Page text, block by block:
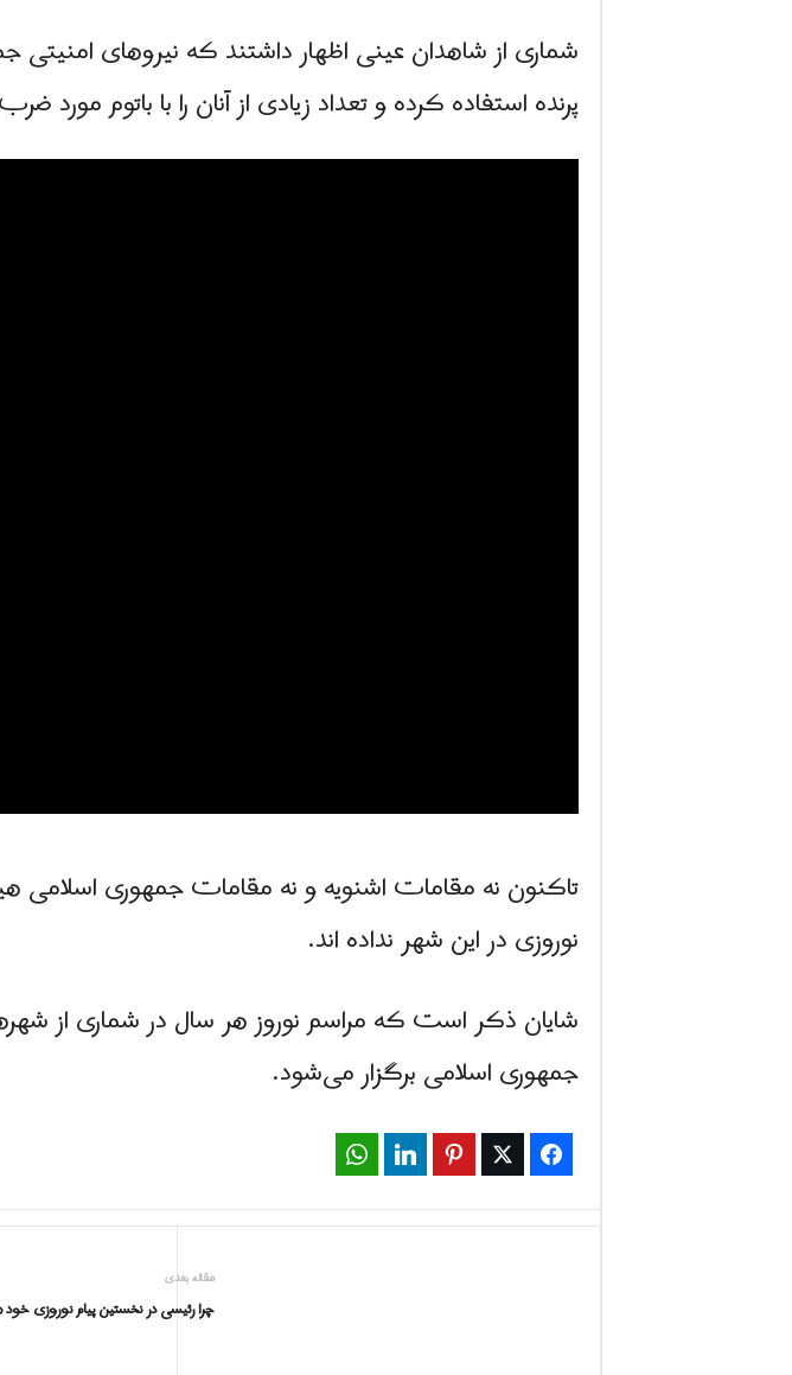
شماری از شاهدان عینی اظهار داشتند که نیروهای امنیتی
پرنده استفاده کرده و تعداد زیادی از آنان را با باتوم مورد
تاکنون نه مقامات اشنویه و نه مقامات جمهوری اسلامی
نوروزی در این شهر نداده اند.
شایان ذکر است که مراسم نوروز هر سال در شماری از
جمهوری اسلامی برگزار می‌شود.
Facebook
Twitter
Pinterest
LinkedIn
مقاله بعدی
چرا رئیسی در نخستین پیام نوروزی